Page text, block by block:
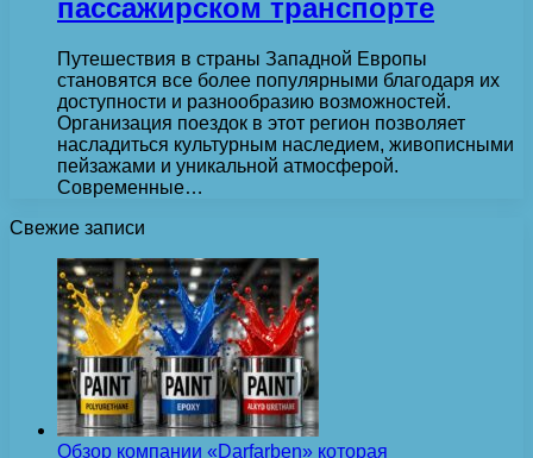
пассажирском транспорте
Путешествия в страны Западной Европы
становятся все более популярными благодаря их
доступности и разнообразию возможностей.
Организация поездок в этот регион позволяет
насладиться культурным наследием, живописными
пейзажами и уникальной атмосферой.
Современные…
Свежие записи
Обзор компании «Darfarben» которая